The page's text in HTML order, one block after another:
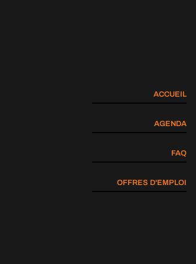
ACCUEIL
AGENDA
FAQ
OFFRES D'EMPLOI